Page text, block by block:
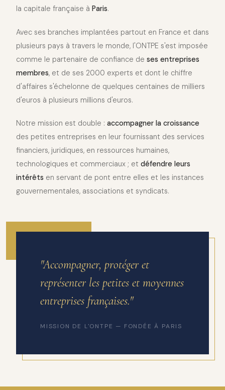
la capitale française à Paris.
Avec ses branches implantées partout en France et dans
plusieurs pays à travers le monde, l'ONTPE s'est imposée
comme le partenaire de confiance de ses entreprises
membres, et de ses 2000 experts et dont le chiffre
d'affaires s'échelonne de quelques centaines de milliers
d'euros à plusieurs millions d'euros.
Notre mission est double : accompagner la croissance
des petites entreprises en leur fournissant des services
financiers, juridiques, en ressources humaines,
technologiques et commerciaux ; et défendre leurs
intérêts en servant de pont entre elles et les instances
gouvernementales, associations et syndicats.
2010
ANNÉE DE FONDATION
"Accompagner, protéger et
représenter les petites et moyennes
entreprises françaises."
MISSION DE L'ONTPE — FONDÉE À PARIS